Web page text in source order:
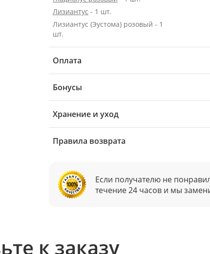
Лизиантус - 1 шт.
Лизиантус (Эустома) розовый - 1
шт.
Оплата
Бонусы
Хранение и уход
Правила возврата
Если получателю не
течение 24 часов и мы
к заказу